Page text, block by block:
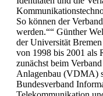
So können der
werden.““ Günther
der Universität
von 1998 bis 2001 als
zunächst beim
Anlagenbau (VDMA)
Bundesverband